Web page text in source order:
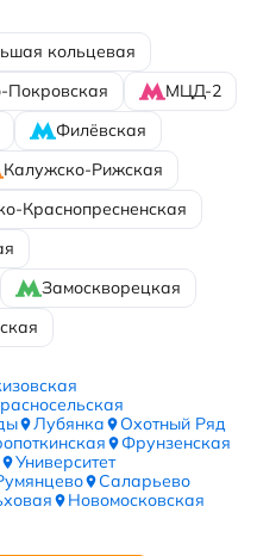
кольцевая
Покровская
МЦД-2
Филёвская
Калужско-Рижская
Краснопресненская
Замоскворецкая
Лубянка
Охотный Ряд
Фрунзенская
Университет
Саларьево
Новомосковская